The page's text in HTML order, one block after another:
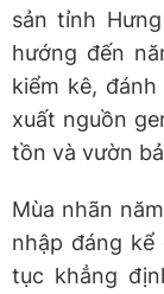
sản tỉnh
hướng đến
kiểm kê,
xuất nguồn
tồn và vườn
Mùa nhãn
nhập đáng
tục khẳng